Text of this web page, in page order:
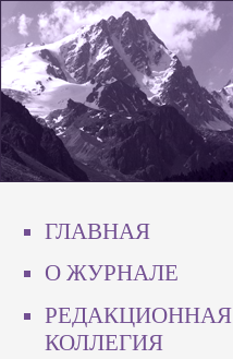
ГЛАВНАЯ
О ЖУРНАЛЕ
РЕДАКЦИОННАЯ
КОЛЛЕГИЯ